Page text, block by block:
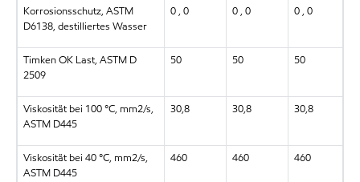
Korrosionsschutz, ASTM
D6138, destilliertes Wasser
0 , 0 0 , 0 0 , 0
Timken OK Last, ASTM D
2509
50 50 50
Viskosität bei 100 °C, mm2/s,
ASTM D445
30,8 30,8 30,8
Viskosität bei 40 °C, mm2/s,
ASTM D445
460 460 460